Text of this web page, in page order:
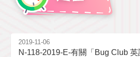
2019-11-06
N-118-2019-E-有關「Bug Club 英